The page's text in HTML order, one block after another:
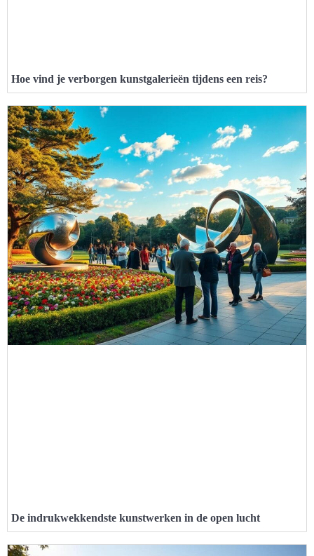
Hoe vind je verborgen kunstgalerieën tijdens een reis?
De indrukwekkendste kunstwerken in de open lucht